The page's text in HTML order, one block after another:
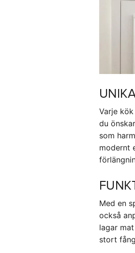
Varje
du
som
modernt
Med en
också
lagar
stort